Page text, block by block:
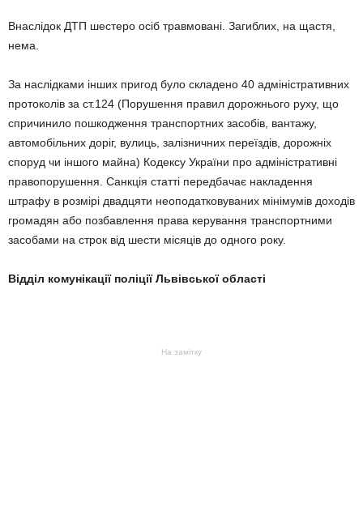
Внаслідок ДТП шестеро осіб травмовані. Загиблих, на щастя,
нема.
За наслідками інших пригод було складено 40 адміністративних
протоколів за ст.124 (Порушення правил дорожнього руху, що
спричинило пошкодження транспортних засобів, вантажу,
автомобільних доріг, вулиць, залізничних переїздів, дорожніх
споруд чи іншого майна) Кодексу України про адміністративні
правопорушення. Санкція статті передбачає накладення
штрафу в розмірі двадцяти неоподатковуваних мінімумів доходів
громадян або позбавлення права керування транспортними
засобами на строк від шести місяців до одного року.
Відділ комунікації поліції Львівської області
На замітку